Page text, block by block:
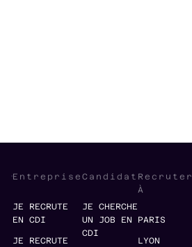
Entreprise
JE RECRUTE
EN CDI
JE RECRUTE
Candidat
JE CHERCHE
UN JOB EN
CDI
Recruter
À
PARIS
LYON